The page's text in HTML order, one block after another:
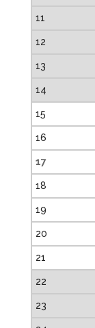
11
12
13
14
15
16
17
18
19
20
21
22
23